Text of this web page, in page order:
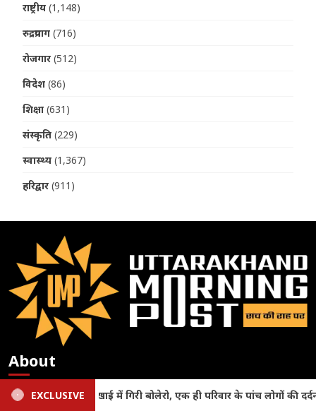
राष्ट्रीय (1,148)
रुद्रप्रयाग (716)
रोजगार (512)
विदेश (86)
शिक्षा (631)
संस्कृति (229)
स्वास्थ्य (1,367)
हरिद्वार (911)
About
सूचना एवं लोकसंपर्क विभाग, देहरादून (उत्तराखण्ड) में सूचीबद्ध न्यूज़
EXCLUSIVE
की दर्दनाक मौत Haldwani News: गौला नदी में डूबने से 15